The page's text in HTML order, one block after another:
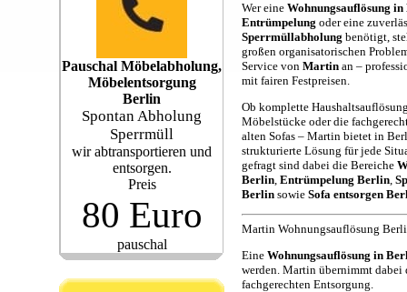
Pauschal Möbelabholung,
Möbelentsorgung
Berlin
Spontan Abholung
Sperrmüll
wir abtransportieren und
entsorgen.
Preis
80 Euro
pauschal
Wer eine Wohnungsauflösung
Entrümpelung oder eine
Sperrmüllabholung benötigt,
großen organisatorischen
Service von Martin an –
mit fairen Festpreisen.
Ob komplette
Möbelstücke oder die
alten Sofas – Martin bietet in
strukturierte Lösung für jede
gefragt sind dabei die Bereiche
Berlin, Entrümpelung Berlin,
Berlin sowie Sofa entsorgen
Martin Wohnungsauflösung
Eine Wohnungsauflösung in
werden. Martin übernimmt dabei
fachgerechten Entsorgung.